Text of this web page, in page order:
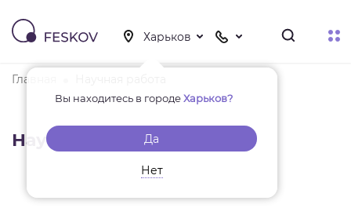
Вы находитесь в городеХарьков?
Да
Нет
Главная
Научная работа